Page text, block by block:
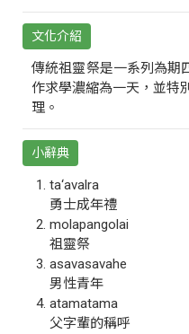
文化介紹
傳統祖靈祭是一系列為期
作求學濃縮為一天，並特
理。
小辭典
ta‘avalra
勇士成年禮
molapangolai
祖靈祭
asavasavahe
男性青年
atamatama
父字輩的稱呼